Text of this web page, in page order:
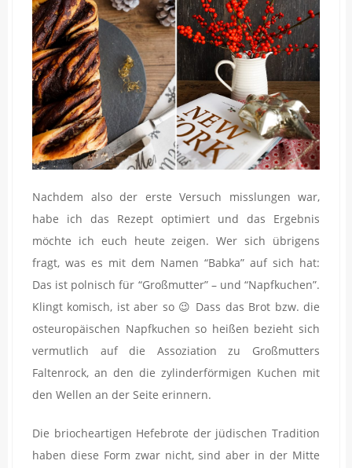
Nachdem also der erste Versuch misslungen war,
habe ich das Rezept optimiert und das Ergebnis
möchte ich euch heute zeigen. Wer sich übrigens
fragt, was es mit dem Namen “Babka” auf sich hat:
Das ist polnisch für “Großmutter” – und “Napfkuchen”.
Klingt komisch, ist aber so 😉 Dass das Brot bzw. die
osteuropäischen Napfkuchen so heißen bezieht sich
vermutlich auf die Assoziation zu Großmutters
Faltenrock, an den die zylinderförmigen Kuchen mit
den Wellen an der Seite erinnern.
Die briocheartigen Hefebrote der jüdischen Tradition
haben diese Form zwar nicht, sind aber in der Mitte